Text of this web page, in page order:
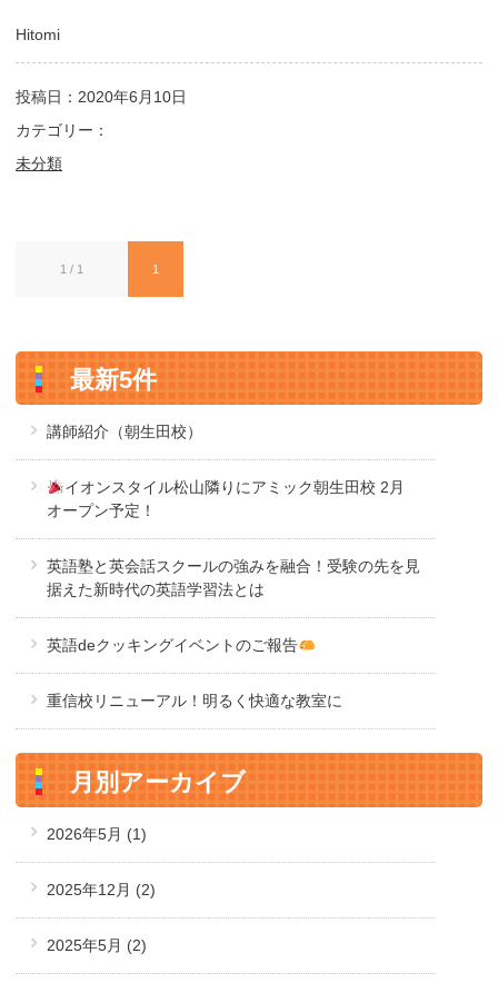
Hitomi
投稿日：2020年6月10日
カテゴリー：
未分類
1 / 1 1
最新5件
講師紹介（朝生田校）
イオンスタイル松山隣りにアミック朝生田校 2月
オープン予定！
英語塾と英会話スクールの強みを融合！受験の先を見
据えた新時代の英語学習法とは
英語deクッキングイベントのご報告
重信校リニューアル！明るく快適な教室に
月別アーカイブ
2026年5月 (1)
2025年12月 (2)
2025年5月 (2)